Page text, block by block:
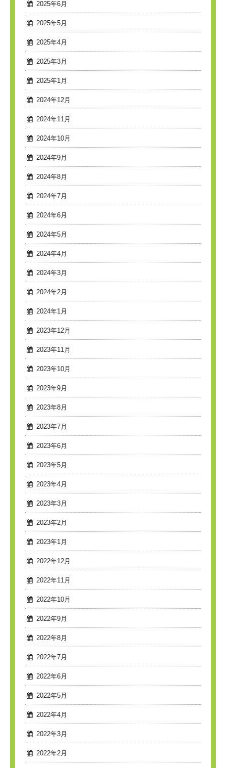
2025年6月
2025年5月
2025年4月
2025年3月
2025年1月
2024年12月
2024年11月
2024年10月
2024年9月
2024年8月
2024年7月
2024年6月
2024年5月
2024年4月
2024年3月
2024年2月
2024年1月
2023年12月
2023年11月
2023年10月
2023年9月
2023年8月
2023年7月
2023年6月
2023年5月
2023年4月
2023年3月
2023年2月
2023年1月
2022年12月
2022年11月
2022年10月
2022年9月
2022年8月
2022年7月
2022年6月
2022年5月
2022年4月
2022年3月
2022年2月